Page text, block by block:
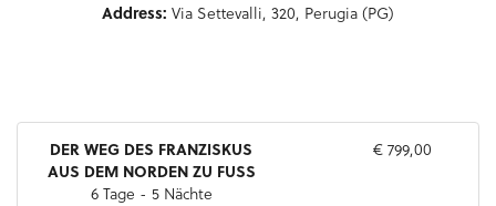
Address: Via Settevalli, 320, Perugia (PG)
DER WEG DES FRANZISKUS
AUS DEM NORDEN ZU FUSS
6 Tage - 5 Nächte
€ 799,00